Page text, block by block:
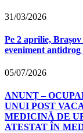
31/03/2026
Pe 2 aprilie,
eveniment
05/07/2026
ANUNȚ –
UNUI POST
MEDICINĂ DE
ATESTAT ÎN